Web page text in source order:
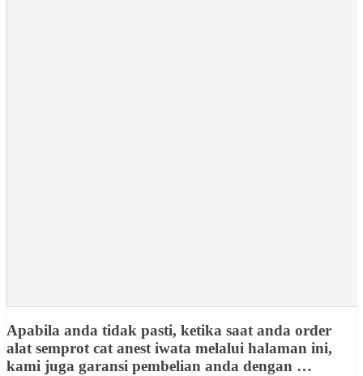
Apabila anda tidak pasti, ketika saat anda order
alat semprot cat anest iwata melalui halaman ini,
kami juga garansi pembelian anda dengan …